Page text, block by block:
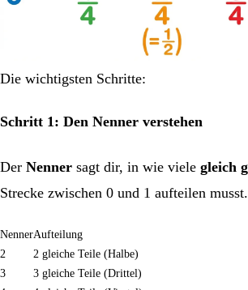
Die wichtigsten Schritte:
Schritt 1: Den Nenner verstehen
Der Nenner sagt dir, in wie viele gleich
Strecke zwischen 0 und 1 aufteilen musst.
NennerAufteilung
2
2 gleiche Teile (Halbe)
3
3 gleiche Teile (Drittel)